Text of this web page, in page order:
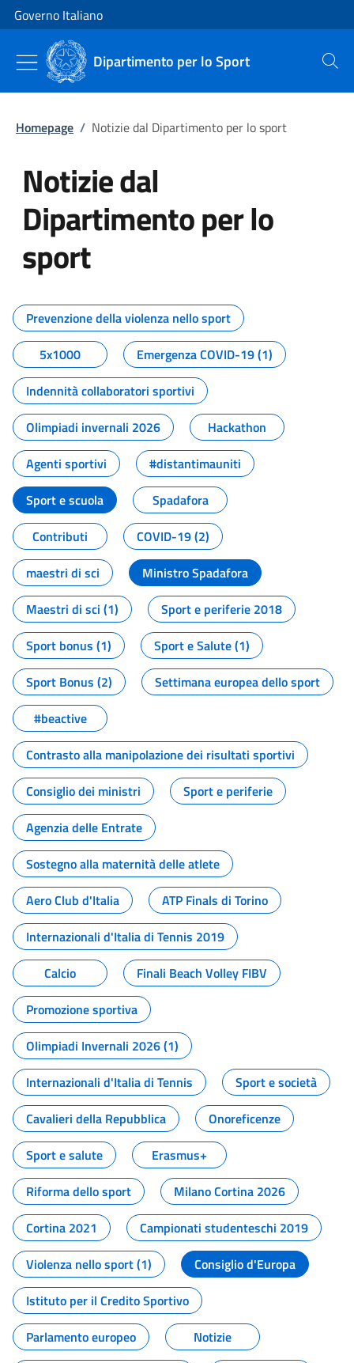
Vai al contenuto
Vai alla navigazione del sito
Governo Italiano
Dipartimento per lo Sport Cerca
Homepage / Notizie dal Dipartimento per lo sport
Notizie dal
Dipartimento per lo
sport
Tutti i contenuti della pagina
Prevenzione della violenza nello sport
5x1000
Emergenza COVID-19 (1)
Indennità collaboratori sportivi
Olimpiadi invernali 2026
Hackathon
Agenti sportivi
#distantimauniti
Sport e scuola
Spadafora
Contributi
COVID-19 (2)
maestri di sci
Ministro Spadafora
Maestri di sci (1)
Sport e periferie 2018
Sport bonus (1)
Sport e Salute (1)
Sport Bonus (2)
Settimana europea dello sport
#beactive
Contrasto alla manipolazione dei risultati sportivi
Consiglio dei ministri
Sport e periferie
Agenzia delle Entrate
Sostegno alla maternità delle atlete
Aero Club d'Italia
ATP Finals di Torino
Internazionali d'Italia di Tennis 2019
Calcio
Finali Beach Volley FIBV
Promozione sportiva
Olimpiadi Invernali 2026 (1)
Internazionali d'Italia di Tennis
Sport e società
Cavalieri della Repubblica
Onoreficenze
Sport e salute
Erasmus+
Riforma dello sport
Milano Cortina 2026
Cortina 2021
Campionati studenteschi 2019
Violenza nello sport (1)
Consiglio d'Europa
Istituto per il Credito Sportivo
Parlamento europeo
Notizie